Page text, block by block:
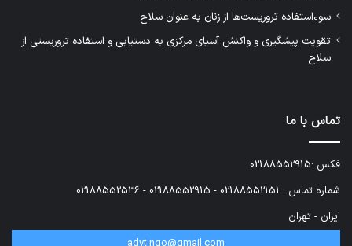
سوءاستفاده تروریست‌ها از زنان به عنوان سلاح
تقویت پیشگیری و واکنش آسیای مرکزی به دستیابی و استفاده تروریستی از
سلاح
تماس با ما
فکس :02188552915
شماره تماس : 02188552151 - 02188552915 - 02188552536
ایران - تهران